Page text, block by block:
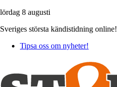
lördag 8 augusti
Sveriges största kändistidning online!
Tipsa oss om nyheter!